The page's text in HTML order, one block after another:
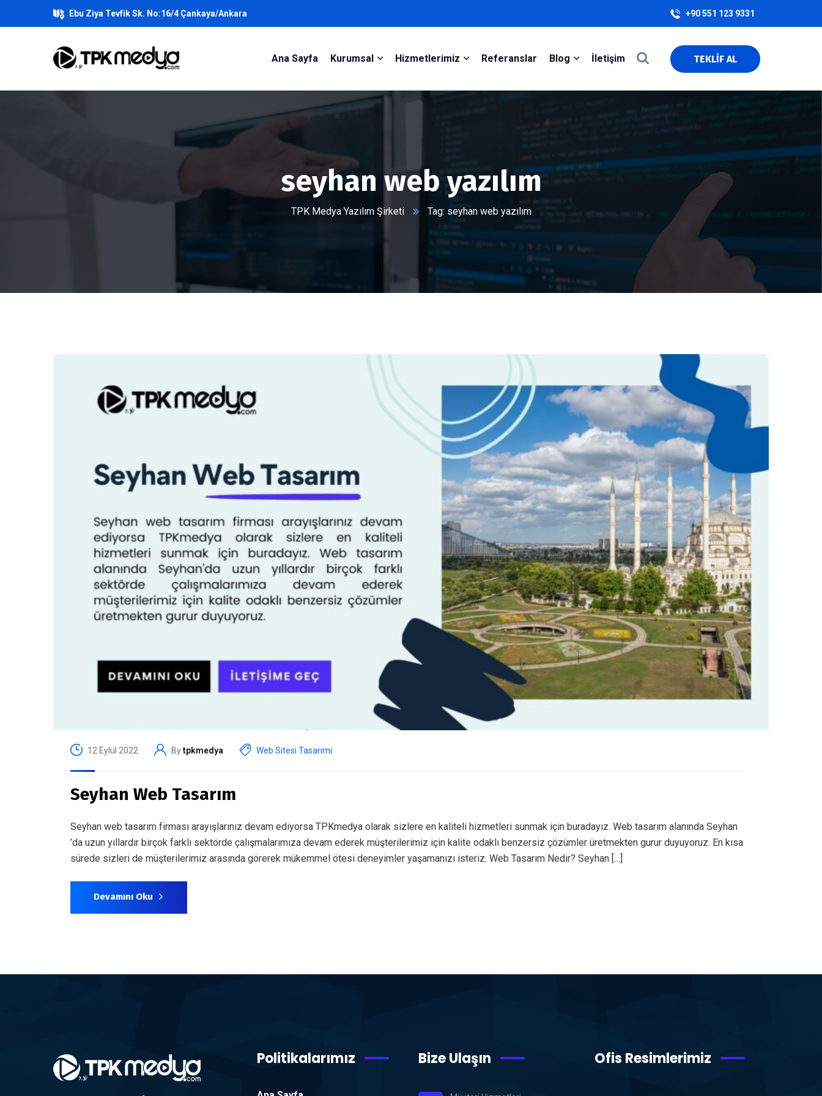
Ebu Ziya Tevfik Sk. No:16/4 Çankaya/Ankara +90 551 123 9331
Ana Sayfa Kurumsal Hizmetlerimiz Referanslar Blog İletişim TEKLİF AL
seyhan web yazılım
TPK Medya Yazılım Şirketi Tag: seyhan web yazılım
12 Eylül 2022 Bytpkmedya Web Sitesi Tasarımı
Seyhan Web Tasarım
Seyhan web tasarım firması arayışlarınız devam ediyorsa TPKmedya olarak sizlere en kaliteli hizmetleri sunmak için buradayız. Web tasarım alanında Seyhan
’da uzun yıllardır birçok farklı sektörde çalışmalarımıza devam ederek müşterilerimiz için kalite odaklı benzersiz çözümler üretmekten gurur duyuyoruz. En kısa
sürede sizleri de müşterilerimiz arasında görerek mükemmel ötesi deneyimler yaşamanızı isteriz. Web Tasarım Nedir? Seyhan […]
Devamını Oku
Politikalarımız Bize Ulaşın Ofis Resimlerimiz